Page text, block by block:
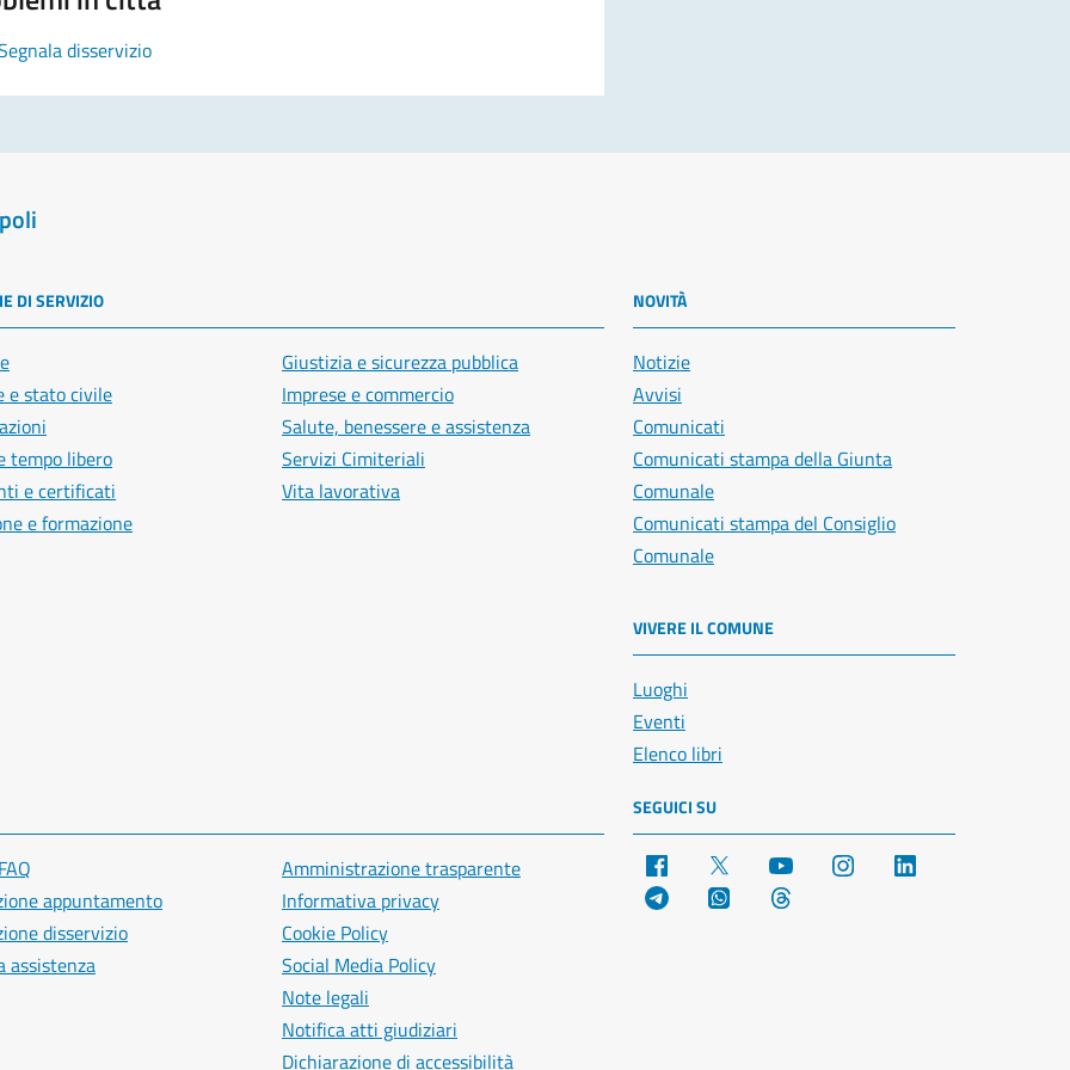
disservizio
DI SERVIZIO
e stato civile
tempo libero
e certificati
e formazione
Giustizia e sicurezza pubblica
Imprese e commercio
Salute, benessere e assistenza
Servizi Cimiteriali
Vita lavorativa
NOVITÀ
Notizie
Avvisi
Comunicati
Comunicati stampa della Giunta
Comunale
Comunicati stampa del Consiglio
Comunale
VIVERE IL COMUNE
Luoghi
Eventi
Elenco libri
appuntamento
disservizio
assistenza
Amministrazione trasparente
Informativa privacy
Cookie Policy
Social Media Policy
Note legali
Notifica atti giudiziari
Dichiarazione di accessibilità
SEGUICI SU
Facebook YouTube Instagram
Telegram WhatsApp